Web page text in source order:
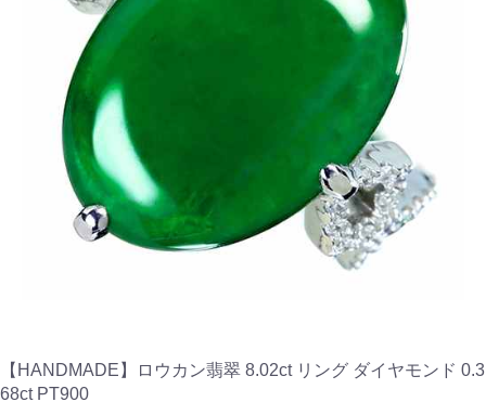
【HANDMADE】ロウカン翡翠 8.02ct リング ダイヤモンド 0.3
68ct PT900